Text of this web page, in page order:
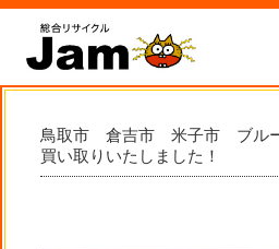
鳥取市 倉吉市 米子市 ブルー
買い取りいたしました！